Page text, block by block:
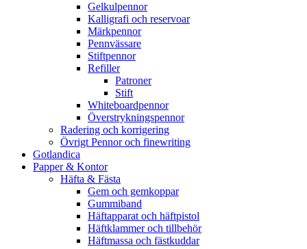
Gelkulpennor
Kalligrafi och reservoar
Märkpennor
Pennvässare
Stiftpennor
Refiller
Patroner
Stift
Whiteboardpennor
Överstrykningspennor
Radering och korrigering
Övrigt Pennor och finewriting
Gotlandica
Papper & Kontor
Häfta & Fästa
Gem och gemkoppar
Gummiband
Häftapparat och häftpistol
Häftklammer och tillbehör
Häftmassa och fästkuddar